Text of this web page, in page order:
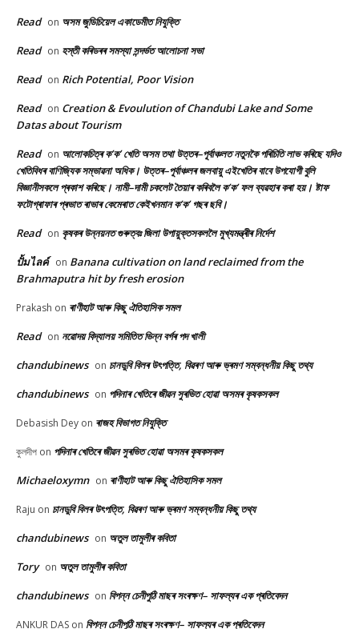
Read on অসম জুডিচিয়েল একাডেমীত নিযুক্তি
Read on হস্তী কৰিডৰৰ সমস্যা সন্দৰ্ভত আলোচনা সভা
Read on Rich Potential, Poor Vision
Read on Creation & Evoulution of Chandubi Lake and Some
Datas about Tourism
Read on আলোকচিত্ৰ ক’ক’ খেতি অসম তথা উত্তৰ–পূৰ্বাঞ্চলত নতুনকৈ পৰিচিতি লাভ কৰিছে যদিও
খেতিবিধৰ বাণিজ্যিক সম্ভাৱনা অধিক। উত্তৰ–পূৰ্বাঞ্চলৰ জলবায়ু এইখেতিৰ বাবে উপযোগী বুলি
বিজ্ঞানীসকলে প্ৰকাশ কৰিছে। নামী–দামী চকলেট তৈয়াৰ কৰিবলৈ ক’ক’ ফল ব্যৱহাৰ কৰা হয়। ষ্টাফ
ফটোগ্ৰাফাৰ প্ৰভাত ৰাভাৰ কেমেৰাত কেইখনমান ক’ক’ গছৰ ছবি।
Read on কৃষকৰ উন্নয়নত গুৰুত্বঃ জিলা উপায়ুক্তসকললৈ মুখ্যমন্ত্ৰীৰ নিৰ্দেশ
ปั้มไลค์ on Banana cultivation on land reclaimed from the
Brahmaputra hit by fresh erosion
Prakash on ৰাণীহাট আৰু কিছু ঐতিহাসিক সমল
Read on নৱোদয় বিদ্যালয় সমিতিত ভিন্ন বৰ্গৰ পদ খালী
chandubinews on চানডুবি বিলৰ উৎপত্তি, বিৱৰণ আৰু ভ্ৰমণ সম্বন্ধনীয় কিছু তথ্য
chandubinews on পদিনাৰ খেতিৰে জীৱন সুৰভিত হোৱা অসমৰ কৃষকসকল
Debasish Dey on ৰাজহ বিভাগত নিযুক্তি
কুলদীপ on পদিনাৰ খেতিৰে জীৱন সুৰভিত হোৱা অসমৰ কৃষকসকল
Michaeloxymn on ৰাণীহাট আৰু কিছু ঐতিহাসিক সমল
Raju on চানডুবি বিলৰ উৎপত্তি, বিৱৰণ আৰু ভ্ৰমণ সম্বন্ধনীয় কিছু তথ্য
chandubinews on অতুল তামুলীৰ কবিতা
Tory on অতুল তামুলীৰ কবিতা
chandubinews on বিপন্ন চেনীপুঠি মাছৰ সংৰক্ষণ– সাফল্যৰ এক প্ৰতিবেদন
ANKUR DAS on বিপন্ন চেনীপুঠি মাছৰ সংৰক্ষণ– সাফল্যৰ এক প্ৰতিবেদন